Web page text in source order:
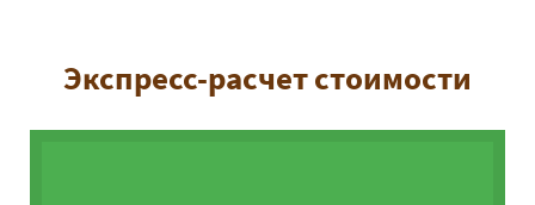
Экспресс-расчет стоимости